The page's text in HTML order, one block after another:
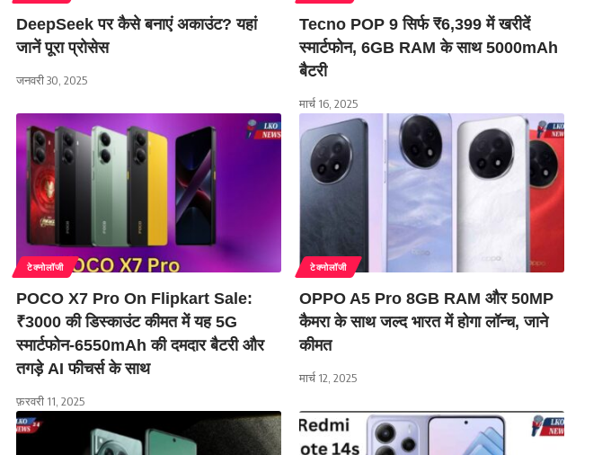
DeepSeek पर कैसे बनाएं अकाउंट? यहां
जानें पूरा प्रोसेस
जनवरी 30, 2025
Tecno POP 9 सिर्फ ₹6,399 में खरीदें
स्मार्टफोन, 6GB RAM के साथ 5000mAh
बैटरी
मार्च 16, 2025
टेक्नोलॉजी
POCO X7 Pro On Flipkart Sale:
₹3000 की डिस्काउंट कीमत में यह 5G
स्मार्टफोन-6550mAh की दमदार बैटरी और
तगड़े AI फीचर्स के साथ
फ़रवरी 11, 2025
टेक्नोलॉजी
OPPO A5 Pro 8GB RAM और 50MP
कैमरा के साथ जल्द भारत में होगा लॉन्च, जाने
कीमत
मार्च 12, 2025